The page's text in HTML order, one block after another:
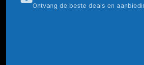
Ontvang de beste deals en